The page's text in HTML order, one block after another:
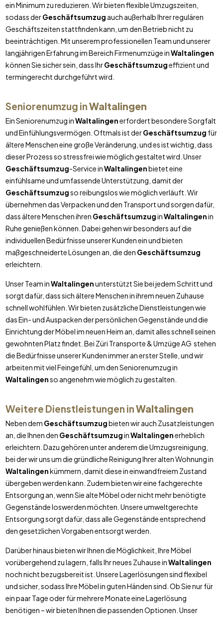
ein Minimum zu reduzieren. Wir bieten flexible Umzugszeiten,
sodass derGeschäftsumzug auch außerhalb Ihrer regulären
Geschäftszeiten stattfinden kann, um den Betrieb nicht zu
beeinträchtigen. Mit unserem professionellen Team und unserer
langjährigen Erfahrung im Bereich Firmenumzüge inWaltalingen
können Sie sicher sein, dass IhrGeschäftsumzugeffizient und
termingerecht durchgeführt wird.
Seniorenumzug inWaltalingen
Ein Seniorenumzug inWaltalingenerfordert besondere Sorgfalt
und Einfühlungsvermögen. Oftmals ist derGeschäftsumzug für
ältere Menschen eine große Veränderung, und es ist wichtig, dass
dieser Prozess so stressfrei wie möglich gestaltet wird. Unser
Geschäftsumzug-Service inWaltalingenbietet eine
einfühlsame und umfassende Unterstützung, damit der
Geschäftsumzugso reibungslos wie möglich verläuft. Wir
übernehmen das Verpacken und den Transport und sorgen dafür,
dass ältere Menschen ihren GeschäftsumzuginWaltalingenin
Ruhe genießen können. Dabei gehen wir besonders auf die
individuellen Bedürfnisse unserer Kunden ein und bieten
maßgeschneiderte Lösungen an, die den Geschäftsumzug
erleichtern.
Unser Team inWaltalingenunterstützt Sie bei jedem Schritt und
sorgt dafür, dass sich ältere Menschen in ihrem neuen Zuhause
schnell wohlfühlen. Wir bieten zusätzliche Dienstleistungen wie
das Ein- und Auspacken der persönlichen Gegenstände und die
Einrichtung der Möbel im neuen Heim an, damit alles schnell seinen
gewohnten Platz findet. Bei Züri Transporte & Umzüge AG stehen
die Bedürfnisse unserer Kunden immer an erster Stelle, und wir
arbeiten mit viel Feingefühl, um den Seniorenumzug in
Waltalingenso angenehm wie möglich zu gestalten.
Weitere Dienstleistungen inWaltalingen
Neben dem Geschäftsumzugbieten wir auch Zusatzleistungen
an, die Ihnen den GeschäftsumzuginWaltalingenerheblich
erleichtern. Dazu gehören unter anderem die Umzugsreinigung,
bei der wir uns um die gründliche Reinigung Ihrer alten Wohnung in
Waltalingenkümmern, damit diese in einwandfreiem Zustand
übergeben werden kann. Zudem bieten wir eine fachgerechte
Entsorgung an, wenn Sie alte Möbel oder nicht mehr benötigte
Gegenstände loswerden möchten. Unsere umweltgerechte
Entsorgung sorgt dafür, dass alle Gegenstände entsprechend
den gesetzlichen Vorgaben entsorgt werden.
Darüber hinaus bieten wir Ihnen die Möglichkeit, Ihre Möbel
vorübergehend zu lagern, falls Ihr neues Zuhause inWaltalingen
noch nicht bezugsbereit ist. Unsere Lagerlösungen sind flexibel
und sicher, sodass Ihre Möbel in guten Händen sind. Ob Sie nur für
ein paar Tage oder für mehrere Monate eine Lagerlösung
benötigen – wir bieten Ihnen die passenden Optionen. Unser